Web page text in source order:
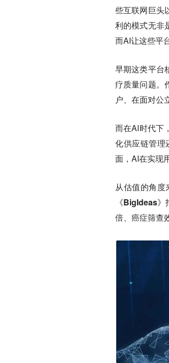
些互联网巨头
利的模式无非
而AI让这些平
早期这类平台
疗质量问题。
户、在面对公
而在AI时代下
化供应链管理
面，AI在实现
从估值的角
《BigIdeas
倍、癌症筛查